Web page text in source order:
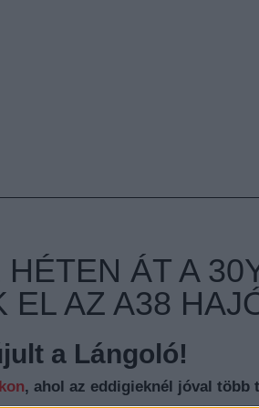
ÁT A
EL AZ A38
a Lángoló!
, ahol az eddigieknél jóval több